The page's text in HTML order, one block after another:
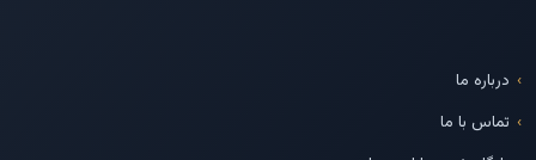
درباره ما
تماس با ما